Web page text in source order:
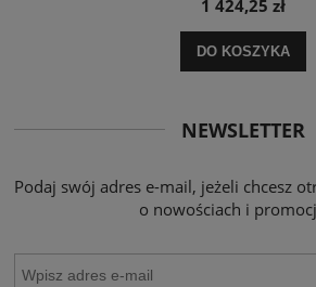
1 424,25 zł
DO KOSZYKA
NEWSLETTER
Podaj swój adres e-mail, jeżeli chcesz
o nowościach i